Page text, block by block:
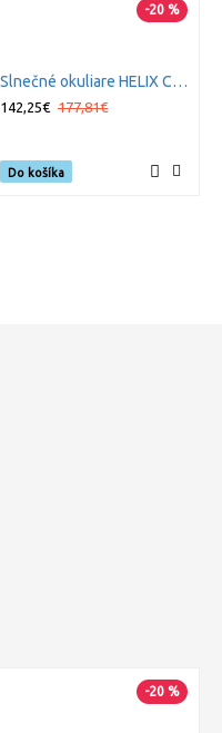
-20 %
Slnečné okuliare HELIX Captivate Polarized - Green Mirror - Amber/Gloss Demi
142,25€ 177,81€
Do košíka
-20 %